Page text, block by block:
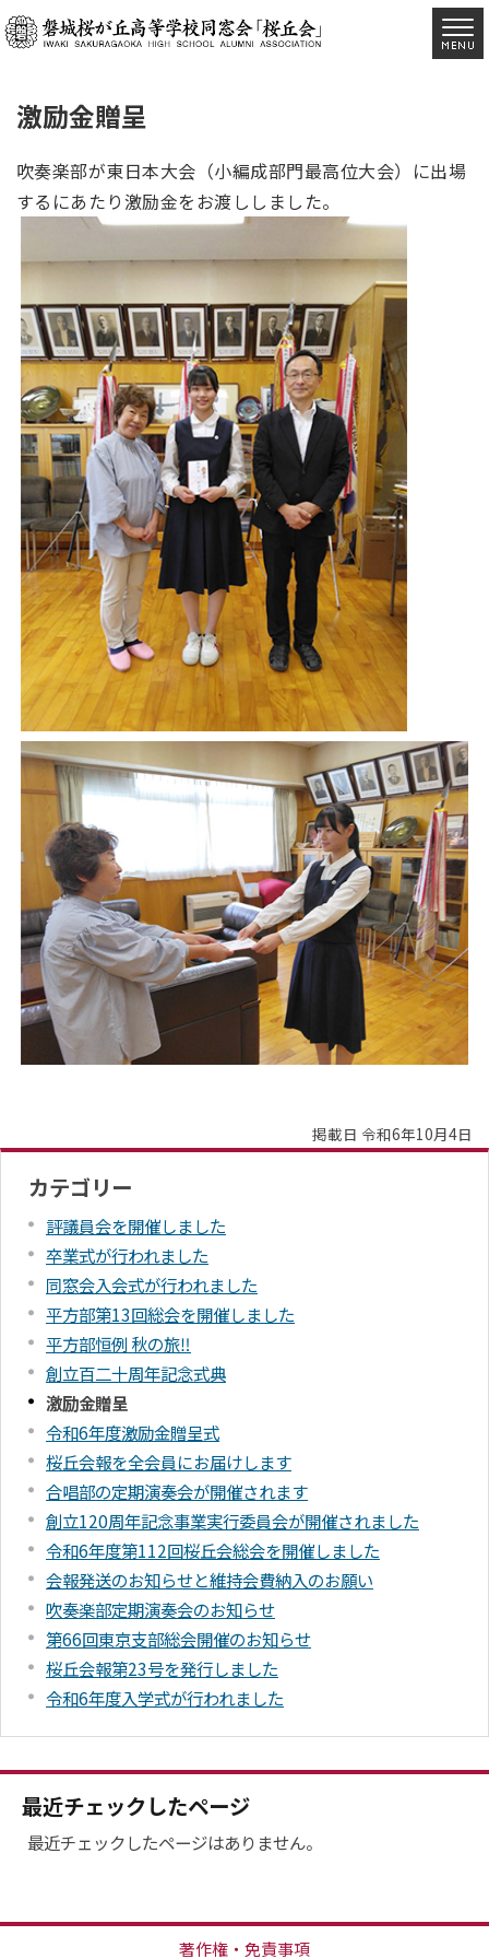
激励金贈呈
吹奏楽部が東日本大会（小編成部門最高位大会）に出場
するにあたり激励金をお渡ししました。
掲載日 令和6年10月4日
カテゴリー
評議員会を開催しました
卒業式が行われました
同窓会入会式が行われました
平方部第13回総会を開催しました
平方部恒例 秋の旅‼
創立百二十周年記念式典
激励金贈呈
令和6年度激励金贈呈式
桜丘会報を全会員にお届けします
合唱部の定期演奏会が開催されます
創立120周年記念事業実行委員会が開催されました
令和6年度第112回桜丘会総会を開催しました
会報発送のお知らせと維持会費納入のお願い
吹奏楽部定期演奏会のお知らせ
第66回東京支部総会開催のお知らせ
桜丘会報第23号を発行しました
令和6年度入学式が行われました
最近チェックしたページ
最近チェックしたページはありません。
著作権・免責事項